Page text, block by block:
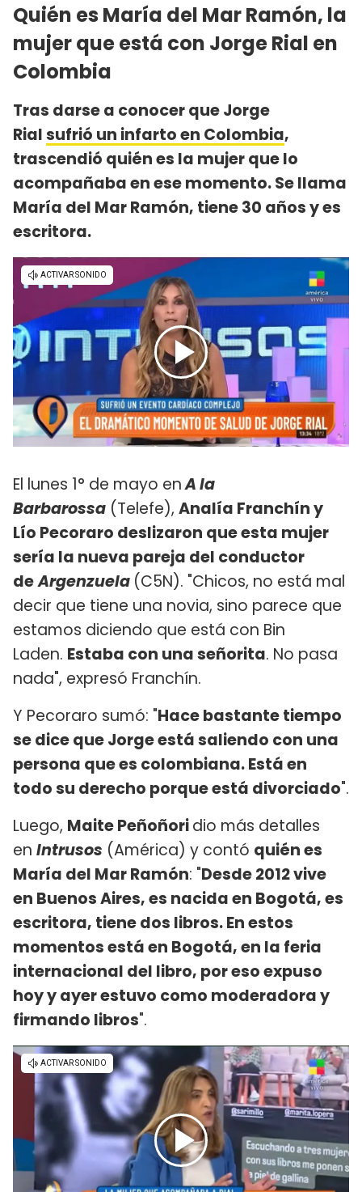
Quién es María del Mar Ramón, la
mujer que está con Jorge Rial en
Colombia
Tras darse a conocer que Jorge
Rialsufrió un infarto en Colombia,
trascendió quién es la mujer que lo
acompañaba en ese momento. Se llama
María del Mar Ramón, tiene 30 años y es
escritora.
El lunes 1° de mayo enA la
Barbarossa (Telefe), Analía Franchín y
Lío Pecoraro deslizaron que esta mujer
sería la nueva pareja del conductor
deArgenzuela (C5N). "Chicos, no está mal
decir que tiene una novia, sino parece que
estamos diciendo que está con Bin
Laden. Estaba con una señorita. No pasa
nada", expresó Franchín.
Y Pecoraro sumó: "Hace bastante tiempo
se dice que Jorge está saliendo con una
persona que es colombiana. Está en
todo su derecho porque está divorciado".
Luego, Maite Peñoñoridio más detalles
en Intrusos (América) y contó quién es
María del Mar Ramón: "Desde 2012 vive
en Buenos Aires, es nacida en Bogotá, es
escritora, tiene dos libros. En estos
momentos está en Bogotá, en la feria
internacional del libro, por eso expuso
hoy y ayer estuvo como moderadora y
firmando libros".